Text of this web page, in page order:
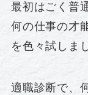
最初はごく普
何の仕事の才
を色々試しま
適職診断で、